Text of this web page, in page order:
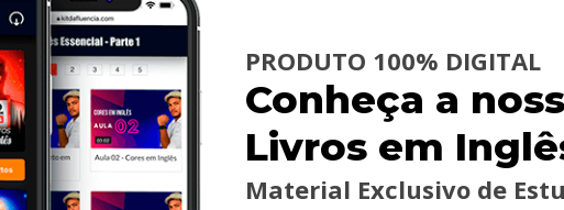
PRODUTO 100% DIGITAL
Conheça a
Livros em
Material Exclusivo de